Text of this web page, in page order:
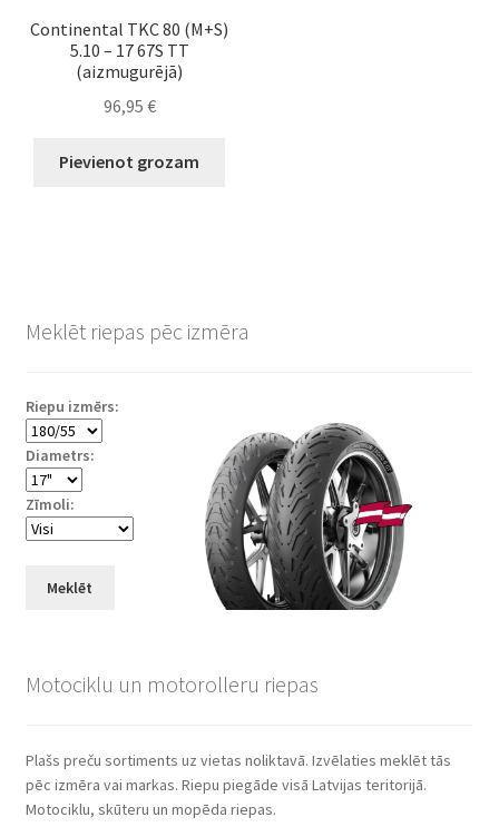
Continental TKC 80 (M+S)
5.10 – 17 67S TT
(aizmugurējā)
96,95 €
Pievienot grozam
Meklēt riepas pēc izmēra
Riepu izmērs:
Diametrs:
Zīmoli:
Meklēt
Motociklu un motorolleru riepas
Plašs preču sortiments uz vietas noliktavā. Izvēlaties meklēt tās
pēc izmēra vai markas. Riepu piegāde visā Latvijas teritorijā.
Motociklu, skūteru un mopēda riepas.